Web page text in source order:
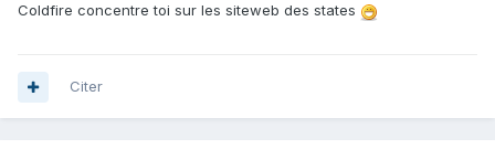
Coldfire concentre toi sur les siteweb des states
Citer